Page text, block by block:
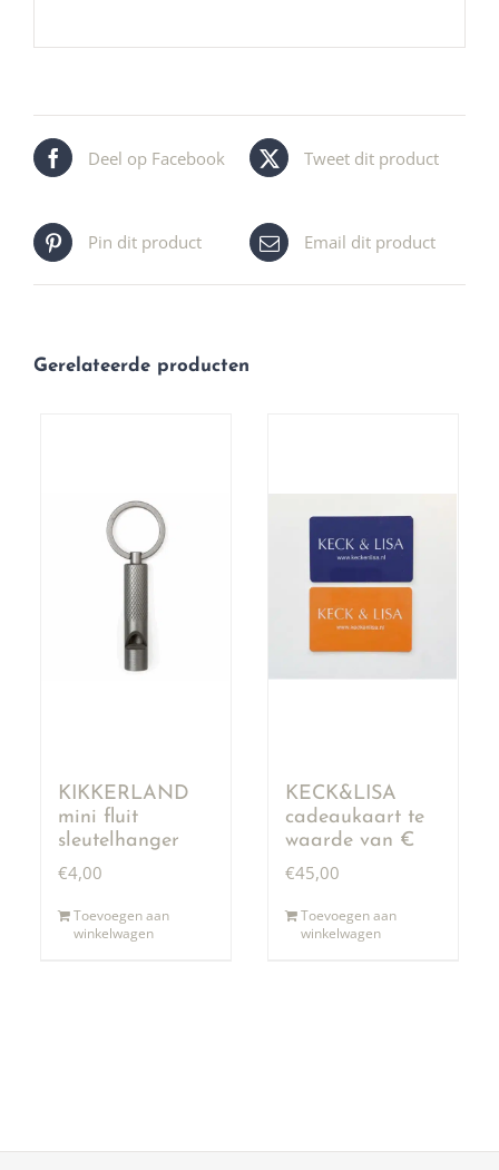
Deel op Facebook Tweet dit product
Pin dit product Email dit product
Gerelateerde producten
KIKKERLAND
mini fluit
sleutelhanger
€4,00
Toevoegen aan
winkelwagen
KECK&LISA
cadeaukaart te
waarde van €
50,00
€45,00
Toevoegen aan
winkelwagen